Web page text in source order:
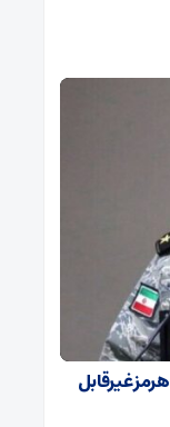
غیرقابل